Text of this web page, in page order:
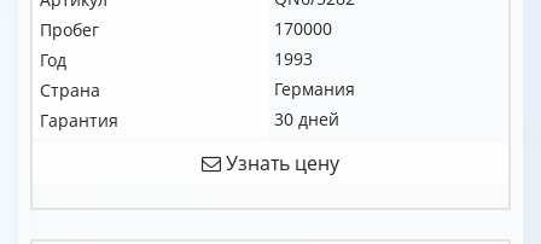
Пробег
170000
Год
1993
Страна
Германия
Гарантия
30 дней
Узнать цену